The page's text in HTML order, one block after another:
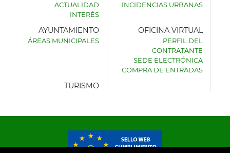
AYUNTAMIENTO
ACTUALIDAD
INTERÉS
INCIDENCIAS URBANAS
AYUNTAMIENTO
ÁREAS MUNICIPALES
OFICINA VIRTUAL
PERFIL DEL
CONTRATANTE
SEDE ELECTRÓNICA
COMPRA DE ENTRADAS
TURISMO